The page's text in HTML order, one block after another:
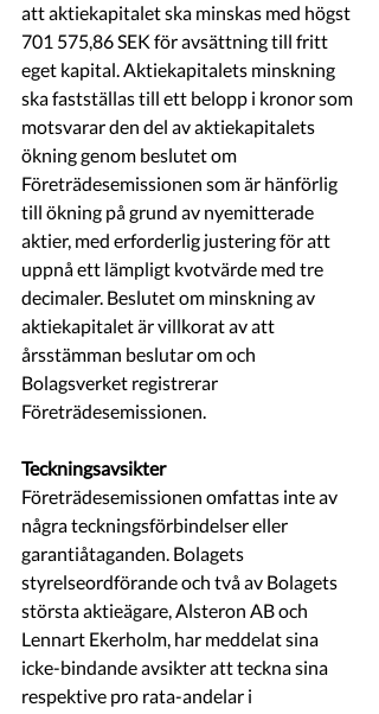
att aktiekapitalet ska minskas med högst
701 575,86 SEK för avsättning till fritt
eget kapital. Aktiekapitalets minskning
ska fastställas till ett belopp i kronor som
motsvarar den del av aktiekapitalets
ökning genom beslutet om
Företrädesemissionen som är hänförlig
till ökning på grund av nyemitterade
aktier, med erforderlig justering för att
uppnå ett lämpligt kvotvärde med tre
decimaler. Beslutet om minskning av
aktiekapitalet är villkorat av att
årsstämman beslutar om och
Bolagsverket registrerar
Företrädesemissionen.
Teckningsavsikter
Företrädesemissionen omfattas inte av
några teckningsförbindelser eller
garantiåtaganden. Bolagets
styrelseordförande och två av Bolagets
största aktieägare, Alsteron AB och
Lennart Ekerholm, har meddelat sina
icke-bindande avsikter att teckna sina
respektive pro rata-andelar i